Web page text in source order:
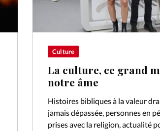
Culture
La culture, ce grand
notre âme
Histoires bibliques à la valeur
jamais dépassée, personnes en
prises avec la religion, actualité